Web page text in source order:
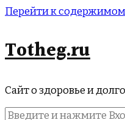
Перейти к
Totheg.ru
Сайт о здоровье и
Найти: